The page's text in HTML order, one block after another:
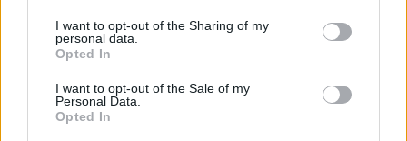
not limited to your visit or usage behaviour. You may click to
grant or deny consent to Google and its third-party tags to
use your data for below specified purposes in below Google
consent section.
I want to opt-out of the Sharing of my
personal data.
Opted In
I want to opt-out of the Sale of my
Personal Data.
Opted In
Εύη Καραγιάννη για Κώστα Βουτσά: Με παρακαλούσε
να υιοθετήσει τον Άνθιμο
πεθάνει ποτέ για κανέναν άνθρωπο», λέει η Εύη
Καραγιάννη